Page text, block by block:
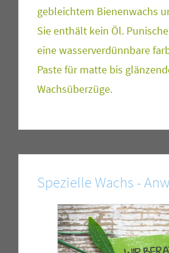
gebleichtem Bienenwachs
Sie enthält kein Öl.
eine wasserverdünnbare
Paste für matte bis
Wachsüberzüge.
Spezielle Wachs -